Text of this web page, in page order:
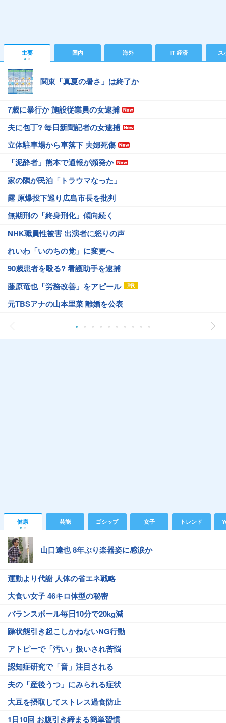
主要 国内 海外 IT 経済 ス
関東「真夏の暑さ」は終了か
7歳に暴行か 施設従業員の女逮捕
夫に包丁? 毎日新聞記者の女逮捕
立体駐車場から車落下 夫婦死傷
「泥酔者」熊本で通報が頻発か
家の隣が民泊「トラウマなった」
露 原爆投下巡り広島市長を批判
無期刑の「終身刑化」傾向続く
NHK職員性被害 出演者に怒りの声
れいわ「いのちの党」に変更へ
90歳患者を殴る? 看護助手を逮捕
藤原竜也「労務改善」をアピール
元TBSアナの山本里菜 離婚を公表
健康 芸能 ゴシップ 女子 トレンド
山口達也 8年ぶり楽器姿に感涙か
運動より代謝 人体の省エネ戦略
大食い女子 46キロ体型の秘密
バランスボール毎日10分で20kg減
躁状態引き起こしかねないNG行動
アトピーで「汚い」扱いされ苦悩
認知症研究で「音」注目される
夫の「産後うつ」にみられる症状
大豆を摂取してストレス過食防止
1日10回 お腹引き締まる簡単習慣